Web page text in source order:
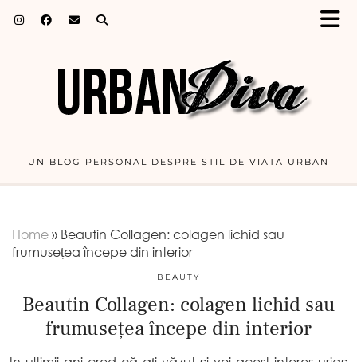
UN BLOG PERSONAL DESPRE STIL DE VIATA URBAN
Home » Beautin Collagen: colagen lichid sau
frumusețea începe din interior
BEAUTY
Beautin Collagen: colagen lichid sau
frumusețea începe din interior